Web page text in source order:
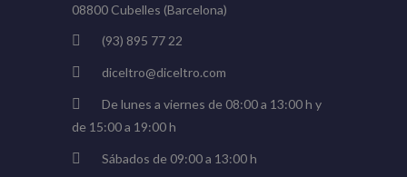
08800 Cubelles (Barcelona)
(93) 895 77 22
diceltro@diceltro.com
De lunes a viernes de 08:00 a 13:00 h y
de 15:00 a 19:00 h
Sábados de 09:00 a 13:00 h